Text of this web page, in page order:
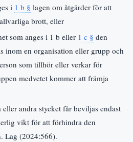
i 1 b § lagen om åtgärder för att
brott, eller
som anges i 1 b eller 1 c § den
inom en organisation eller grupp och
som tillhör eller verkar för
medvetet kommer att främja
andra stycket får beviljas endast
vikt för att förhindra den
Lag (2024:566).